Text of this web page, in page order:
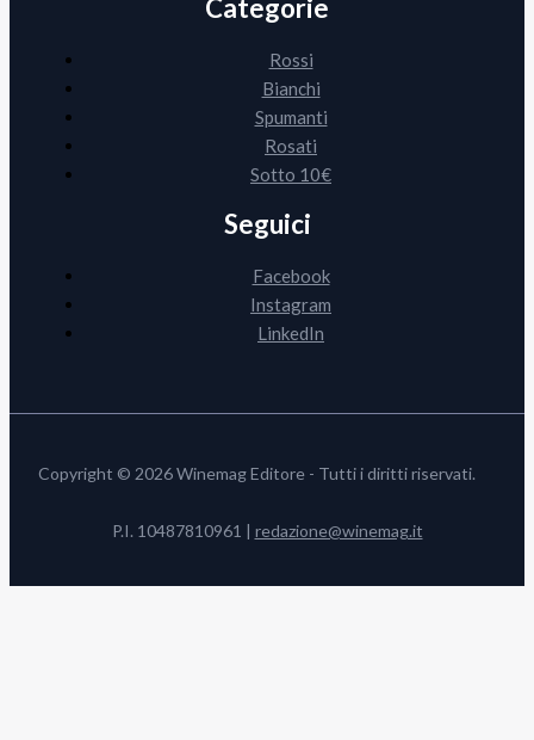
Categorie
Rossi
Bianchi
Spumanti
Rosati
Sotto 10€
Seguici
Facebook
Instagram
LinkedIn
Copyright © 2026 Winemag Editore - Tutti i diritti riservati.
P.I. 10487810961 | redazione@winemag.it